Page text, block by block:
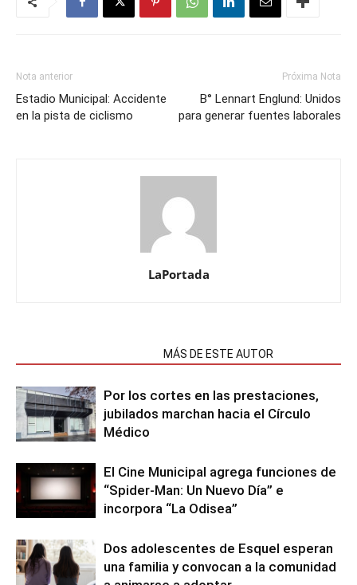
Nota anterior
Estadio Municipal: Accidente
en la pista de ciclismo
Próxima Nota
B° Lennart Englund: Unidos
para generar fuentes laborales
LaPortada
MÁS DE ESTE AUTOR
Por los cortes en las prestaciones,
jubilados marchan hacia el Círculo
Médico
El Cine Municipal agrega funciones de
“Spider-Man: Un Nuevo Día” e
incorpora “La Odisea”
Dos adolescentes de Esquel esperan
una familia y convocan a la comunidad